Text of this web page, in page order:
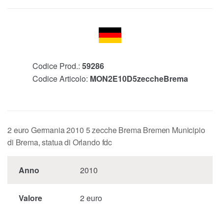
Codice Prod.: 59286
Codice Articolo: MON2E10D5zeccheBrema
2 euro Germania 2010 5 zecche Brema Bremen Municipio
di Brema, statua di Orlando fdc
Anno 2010
Valore 2 euro